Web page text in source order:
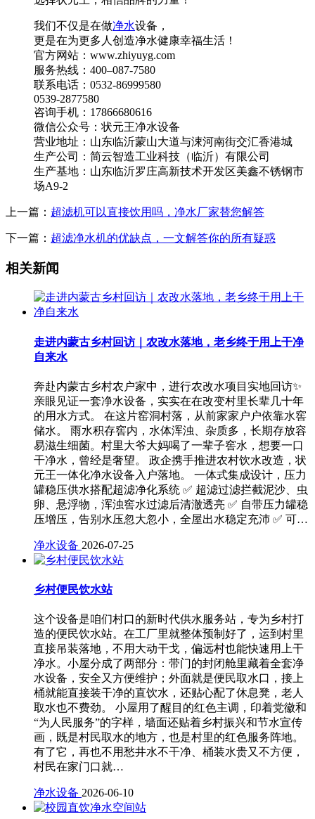
我们不仅是在做净水设备，
更是在为更多人创造净水健康幸福生活！
官方网站：www.zhiyuyg.com
服务热线：400–087-7580
联系电话：0532-86999580
0539-2877580
咨询手机：17866680616
微信公众号：状元王净水设备
营业地址：山东临沂蒙山大道与涑河南街交汇香港城
生产公司：简云智造工业科技（临沂）有限公司
生产基地：山东临沂罗庄高新技术开发区美鑫不锈钢市
场A9-2
上一篇： 超滤机可以直接饮用吗，净水厂家替您解答
下一篇： 超滤净水机的优缺点，一文解答你的所有疑惑
相关新闻
走进内蒙古乡村回访｜农改水落地，老乡终于用上干净
自来水
奔赴内蒙古乡村农户家中，进行农改水项目实地回访✨
亲眼见证一套净水设备，实实在在改变村里长辈几十年
的用水方式。 在这片窑洞村落，从前家家户户依靠水窖
储水。 雨水积存窖内，水体浑浊、杂质多，长期存放容
易滋生细菌。村里大爷大妈喝了一辈子窖水，想要一口
干净水，曾经是奢望。 政企携手推进农村饮水改造，状
元王一体化净水设备入户落地。 一体式集成设计，压力
罐稳压供水搭配超滤净化系统 ✅ 超滤过滤拦截泥沙、虫
卵、悬浮物，浑浊窖水过滤后清澈透亮 ✅ 自带压力罐稳
压增压，告别水压忽大忽小，全屋出水稳定充沛 ✅ 可…
净水设备 2026-07-25
乡村便民饮水站
这个设备是咱们村口的新时代供水服务站，专为乡村打
造的便民饮水站。在工厂里就整体预制好了，运到村里
直接吊装落地，不用大动干戈，偏远村也能快速用上干
净水。小屋分成了两部分：带门的封闭舱里藏着全套净
水设备，安全又方便维护；外面就是便民取水口，接上
桶就能直接装干净的直饮水，还贴心配了休息凳，老人
取水也不费劲。 小屋用了醒目的红色主调，印着党徽和
“为人民服务”的字样，墙面还贴着乡村振兴和节水宣传
画，既是村民取水的地方，也是村里的红色服务阵地。
有了它，再也不用愁井水不干净、桶装水贵又不方便，
村民在家门口就…
净水设备 2026-06-10